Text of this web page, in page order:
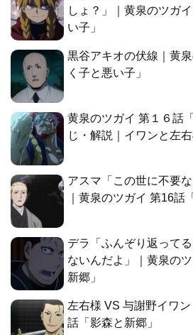
しょ？」｜黄泉のツガ
い子」
黒谷アキオの伏線｜黄
く子と悪い子」
黄泉のツガイ 第１６話
じ・解説｜イワンと左
アスマ「この世に不要
｜黄泉のツガイ 第16話
デラ「ふんぞり返って
ないんだよ」｜黄泉の
新郷」
左右様 VS 与謝野イワ
話「影森と新郷」